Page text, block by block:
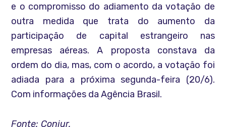
e o compromisso do adiamento da votação de
outra medida que trata do aumento da
participação de capital estrangeiro nas
empresas aéreas. A proposta constava da
ordem do dia, mas, com o acordo, a votação foi
adiada para a próxima segunda-feira (20/6).
Com informações da Agência Brasil.
Fonte: Conjur.